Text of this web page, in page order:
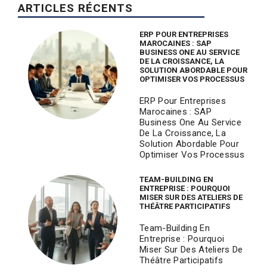
ARTICLES RÉCENTS
ERP POUR ENTREPRISES
MAROCAINES : SAP
BUSINESS ONE AU SERVICE
DE LA CROISSANCE, LA
SOLUTION ABORDABLE POUR
OPTIMISER VOS PROCESSUS
ERP Pour Entreprises
Marocaines : SAP
Business One Au Service
De La Croissance, La
Solution Abordable Pour
Optimiser Vos Processus
TEAM-BUILDING EN
ENTREPRISE : POURQUOI
MISER SUR DES ATELIERS DE
THÉÂTRE PARTICIPATIFS
Team-Building En
Entreprise : Pourquoi
Miser Sur Des Ateliers De
Théâtre Participatifs